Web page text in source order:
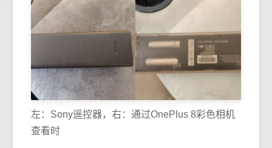
左：Sony遥控器，右：通过OnePlus 8彩色相机
查看时